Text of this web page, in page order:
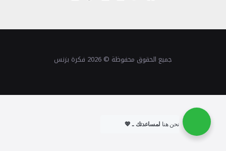
جميع الحقوق محفوظة © 2026 فكرة بزنس
نحن هنا لمساعدتك .. 💖